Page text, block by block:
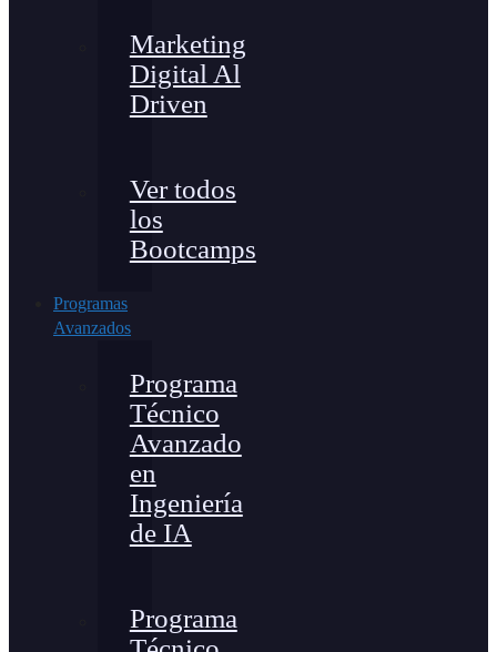
Marketing
Digital Al
Driven
Ver todos
los
Bootcamps
Programas
Avanzados
Programa
Técnico
Avanzado
en
Ingeniería
de IA
Programa